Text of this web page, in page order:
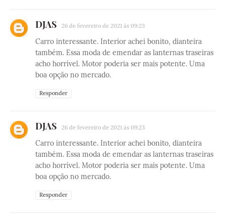
DJAS 26 de fevereiro de 2021 às 09:23
Carro interessante. Interior achei bonito, dianteira
também. Essa moda de emendar as lanternas traseiras
acho horrível. Motor poderia ser mais potente. Uma
boa opção no mercado.
Responder
DJAS 26 de fevereiro de 2021 às 09:23
Carro interessante. Interior achei bonito, dianteira
também. Essa moda de emendar as lanternas traseiras
acho horrível. Motor poderia ser mais potente. Uma
boa opção no mercado.
Responder